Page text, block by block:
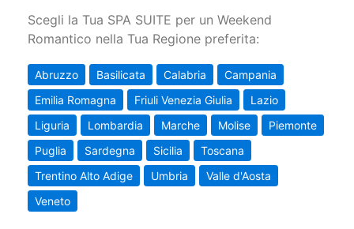
Scegli la Tua SPA SUITE per un Weekend
Romantico nella Tua Regione preferita:
Abruzzo Basilicata Calabria
Campania
Emilia Romagna
Friuli Venezia Giulia
Lazio
Liguria
Lombardia Marche Molise
Piemonte
Puglia
Sardegna Sicilia
Toscana
Trentino Alto Adige
Umbria
Valle d'Aosta
Veneto